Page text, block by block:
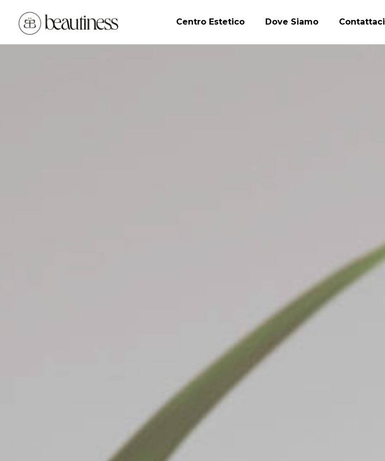
Centro Estetico Dove Siamo Contattaci